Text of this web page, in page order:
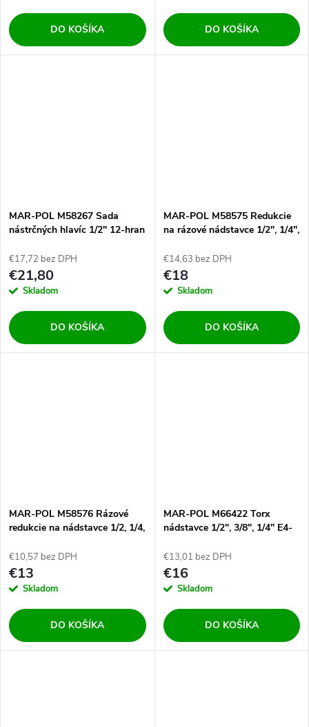
DO KOŠÍKA DO KOŠÍKA
MAR-POL M58267 Sada
nástrčných hlavíc 1/2" 12-hran
€17,72 bez DPH
€21,80
Skladom
DO KOŠÍKA
MAR-POL M58575 Redukcie
na rázové nádstavce 1/2", 1/4",
€14,63 bez DPH
€18
Skladom
DO KOŠÍKA
MAR-POL M58576 Rázové
redukcie na nádstavce 1/2, 1/4,
€10,57 bez DPH
€13
Skladom
DO KOŠÍKA
MAR-POL M66422 Torx
nádstavce 1/2", 3/8", 1/4" E4-
€13,01 bez DPH
€16
Skladom
DO KOŠÍKA